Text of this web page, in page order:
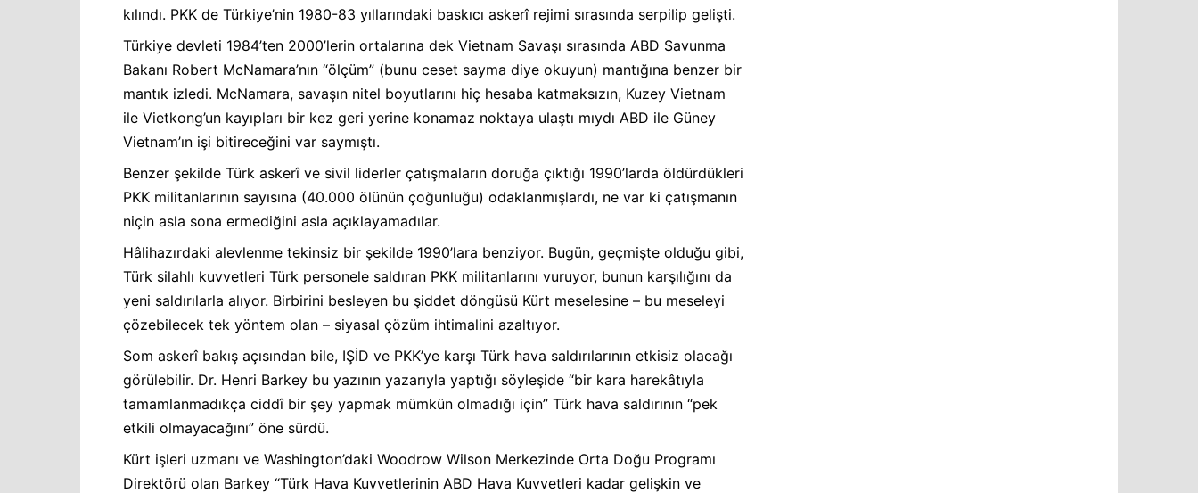
kılındı. PKK de Türkiye’nin 1980-83 yıllarındaki baskıcı askerî rejimi sırasında serpilip gelişti.
Türkiye devleti 1984’ten 2000’lerin ortalarına dek Vietnam Savaşı sırasında ABD Savunma
Bakanı Robert McNamara’nın “ölçüm” (bunu ceset sayma diye okuyun) mantığına benzer bir
mantık izledi. McNamara, savaşın nitel boyutlarını hiç hesaba katmaksızın, Kuzey Vietnam
ile Vietkong’un kayıpları bir kez geri yerine konamaz noktaya ulaştı mıydı ABD ile Güney
Vietnam’ın işi bitireceğini var saymıştı.
Benzer şekilde Türk askerî ve sivil liderler çatışmaların doruğa çıktığı 1990’larda öldürdükleri
PKK militanlarının sayısına (40.000 ölünün çoğunluğu) odaklanmışlardı, ne var ki çatışmanın
niçin asla sona ermediğini asla açıklayamadılar.
Hâlihazırdaki alevlenme tekinsiz bir şekilde 1990’lara benziyor. Bugün, geçmişte olduğu gibi,
Türk silahlı kuvvetleri Türk personele saldıran PKK militanlarını vuruyor, bunun karşılığını da
yeni saldırılarla alıyor. Birbirini besleyen bu şiddet döngüsü Kürt meselesine – bu meseleyi
çözebilecek tek yöntem olan – siyasal çözüm ihtimalini azaltıyor.
Som askerî bakış açısından bile, IŞİD ve PKK’ye karşı Türk hava saldırılarının etkisiz olacağı
görülebilir. Dr. Henri Barkey bu yazının yazarıyla yaptığı söyleşide “bir kara harekâtıyla
tamamlanmadıkça ciddî bir şey yapmak mümkün olmadığı için” Türk hava saldırının “pek
etkili olmayacağını” öne sürdü.
Kürt işleri uzmanı ve Washington’daki Woodrow Wilson Merkezinde Orta Doğu Programı
Direktörü olan Barkey “Türk Hava Kuvvetlerinin ABD Hava Kuvvetleri kadar gelişkin ve